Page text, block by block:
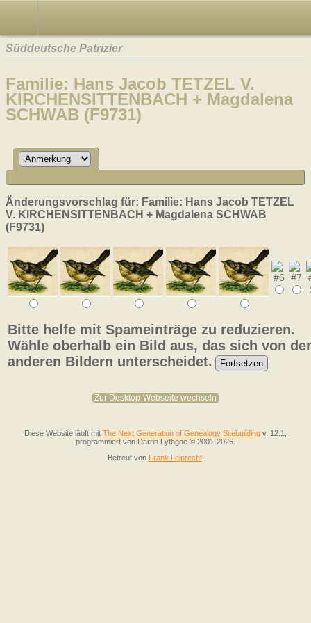
Süddeutsche Patrizier
Familie: Hans Jacob TETZEL V.
KIRCHENSITTENBACH + Magdalena
SCHWAB (F9731)
Änderungsvorschlag für: Familie: Hans Jacob TETZEL
V. KIRCHENSITTENBACH + Magdalena SCHWAB
(F9731)
Bitte helfe mit Spameinträge zu reduzieren.
Wähle oberhalb ein Bild aus, das sich von
anderen Bildern unterscheidet.
Zur Desktop-Webseite wechseln
Diese Website läuft mit The Next Generation of Genealogy Sitebuilding v. 12.1,
programmiert von Darrin Lythgoe © 2001-2026.
Betreut von Frank Leiprecht.